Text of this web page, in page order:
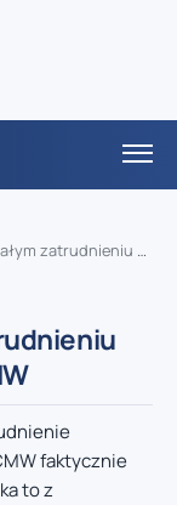
po programach CPAS/OCMW
faktycznie
to z